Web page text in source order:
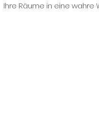
Ihre Räume in eine wahre